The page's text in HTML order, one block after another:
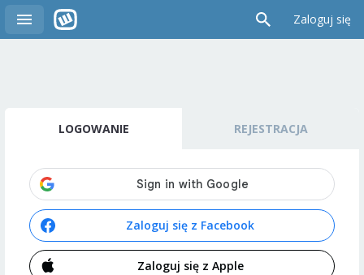
Zaloguj się
LOGOWANIE REJESTRACJA
Zaloguj się z Facebook
Zaloguj się z Apple